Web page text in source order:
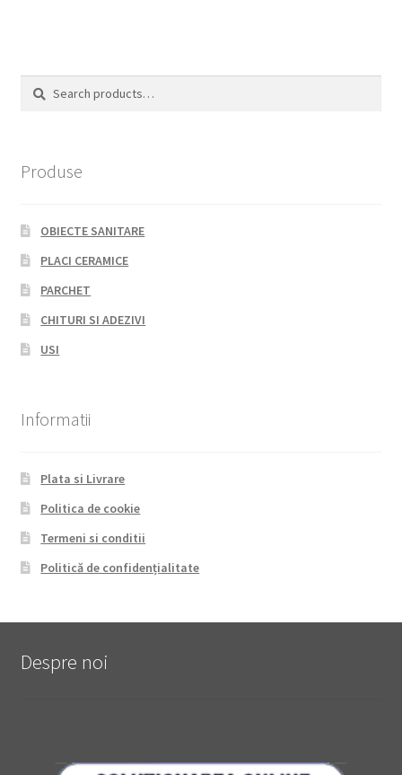
Search
Search
Produse
OBIECTE SANITARE
PLACI CERAMICE
PARCHET
CHITURI SI ADEZIVI
USI
Informatii
Plata si Livrare
Politica de cookie
Termeni si conditii
Politică de confidențialitate
Despre noi